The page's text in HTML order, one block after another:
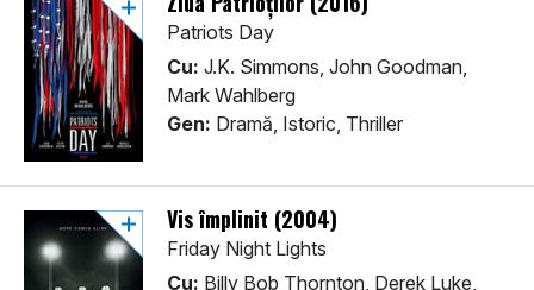
Patriots Day
Cu: J.K. Simmons, John Goodman,
Mark Wahlberg
Gen: Dramă, Istoric, Thriller
Vis împlinit (2004)
Friday Night Lights
Cu: Billy Bob Thornton, Derek Luke,